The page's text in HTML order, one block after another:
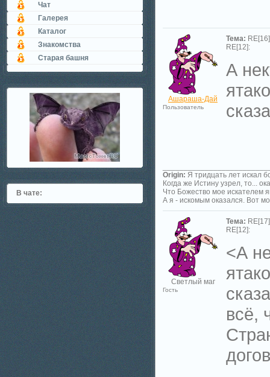
Чат
Галерея
Каталог
Знакомства
Старая башня
В чате:
Ашараша-Дай
Пользователь
Тема:
RE[12]:
А
Origin: Я тридцать лет искал
Когда же Истину узрел, то...
Что Божество мое искателем
А я - искомым оказался. Вот
Светлый маг
Гость
Тема:
RE[12]:
<А
всё,